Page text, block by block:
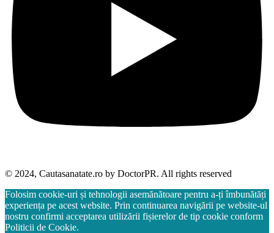
© 2024, Cautasanatate.ro by DoctorPR. All rights reserved
Folosim cookie-uri și tehnologii asemănătoare pentru a-ți îmbunătăți
experiența pe acest website. Prin continuarea navigării pe website-ul
nostru confirmi acceptarea utilizării fișierelor de tip cookie conform
Politicii de Cookie.